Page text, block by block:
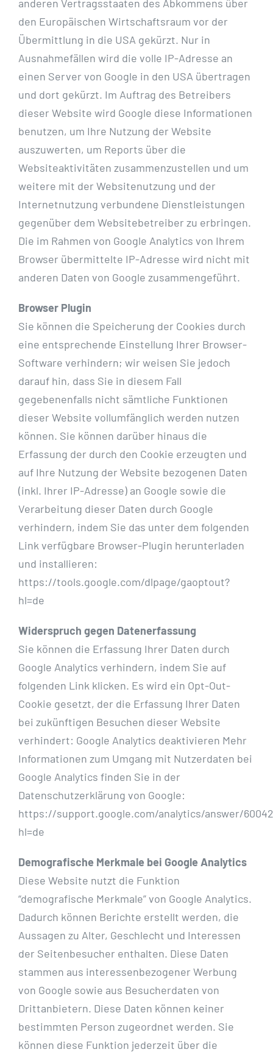
anderen Vertragsstaaten des Abkommens über
den Europäischen Wirtschaftsraum vor der
Übermittlung in die USA gekürzt. Nur in
Ausnahmefällen wird die volle IP-Adresse an
einen Server von Google in den USA übertragen
und dort gekürzt. Im Auftrag des Betreibers
dieser Website wird Google diese Informationen
benutzen, um Ihre Nutzung der Website
auszuwerten, um Reports über die
Websiteaktivitäten zusammenzustellen und um
weitere mit der Websitenutzung und der
Internetnutzung verbundene Dienstleistungen
gegenüber dem Websitebetreiber zu erbringen.
Die im Rahmen von Google Analytics von Ihrem
Browser übermittelte IP-Adresse wird nicht mit
anderen Daten von Google zusammengeführt.
Browser Plugin
Sie können die Speicherung der Cookies durch
eine entsprechende Einstellung Ihrer Browser-
Software verhindern; wir weisen Sie jedoch
darauf hin, dass Sie in diesem Fall
gegebenenfalls nicht sämtliche Funktionen
dieser Website vollumfänglich werden nutzen
können. Sie können darüber hinaus die
Erfassung der durch den Cookie erzeugten und
auf Ihre Nutzung der Website bezogenen Daten
(inkl. Ihrer IP-Adresse) an Google sowie die
Verarbeitung dieser Daten durch Google
verhindern, indem Sie das unter dem folgenden
Link verfügbare Browser-Plugin herunterladen
und installieren:
https://tools.google.com/dlpage/gaoptout?
hl=de
Widerspruch gegen Datenerfassung
Sie können die Erfassung Ihrer Daten durch
Google Analytics verhindern, indem Sie auf
folgenden Link klicken. Es wird ein Opt-Out-
Cookie gesetzt, der die Erfassung Ihrer Daten
bei zukünftigen Besuchen dieser Website
verhindert: Google Analytics deaktivieren Mehr
Informationen zum Umgang mit Nutzerdaten bei
Google Analytics finden Sie in der
Datenschutzerklärung von Google:
https://support.google.com/analytics/answer/
hl=de
Demografische Merkmale bei Google Analytics
Diese Website nutzt die Funktion
“demografische Merkmale” von Google Analytics.
Dadurch können Berichte erstellt werden, die
Aussagen zu Alter, Geschlecht und Interessen
der Seitenbesucher enthalten. Diese Daten
stammen aus interessenbezogener Werbung
von Google sowie aus Besucherdaten von
Drittanbietern. Diese Daten können keiner
bestimmten Person zugeordnet werden. Sie
können diese Funktion jederzeit über die